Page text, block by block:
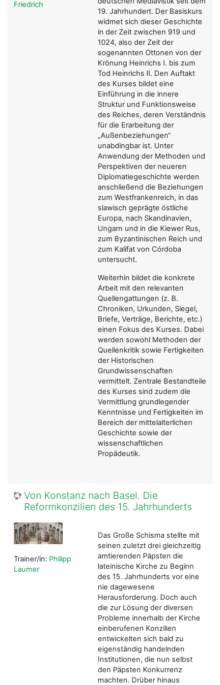
19. Jahrhundert. Der Basiskurs
widmet sich dieser Geschichte
in der Zeit zwischen 919 und
1024, also der Zeit der
sogenannten Ottonen von der
Krönung Heinrichs I. bis zum
Tod Heinrichs II. Den Auftakt
des Kurses bildet eine
Einführung in die innere
Struktur und Funktionsweise
des Reiches, deren Verständnis
für die Erarbeitung der
„Außenbeziehungen“
unabdingbar ist. Unter
Anwendung der Methoden und
Perspektiven der neueren
Diplomatiegeschichte werden
anschließend die Beziehungen
zum Westfrankenreich, in das
slawisch geprägte östliche
Europa, nach Skandinavien,
Ungarn und in die Kiewer Rus,
zum Byzantinischen Reich und
zum Kalifat von Córdoba
untersucht.
Weiterhin bildet die konkrete
Arbeit mit den relevanten
Quellengattungen (z. B.
Chroniken, Urkunden, Siegel,
Briefe, Verträge, Berichte, etc.)
einen Fokus des Kurses. Dabei
werden sowohl Methoden der
Quellenkritik sowie Fertigkeiten
der Historischen
Grundwissenschaften
vermittelt. Zentrale Bestandteile
des Kurses sind zudem die
Vermittlung grundlegender
Kenntnisse und Fertigkeiten im
Bereich der mittelalterlichen
Geschichte sowie der
wissenschaftlichen
Propädeutik.
Friedrich
Von Konstanz nach Basel. Die
Reformkonzilien des 15. Jahrhunderts
Das Große Schisma stellte mit
seinen zuletzt drei gleichzeitig
amtierenden Päpsten die
lateinische Kirche zu Beginn
des 15. Jahrhunderts vor eine
nie dagewesene
Herausforderung. Doch auch
die zur Lösung der diversen
Probleme innerhalb der Kirche
einberufenen Konzilien
entwickelten sich bald zu
eigenständig handelnden
Institutionen, die nun selbst
den Päpsten Konkurrenz
machten. Drüber hinaus
Trainer/in: Philipp
Laumer